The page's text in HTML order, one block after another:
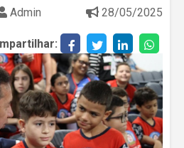
Admin 28/05/2025